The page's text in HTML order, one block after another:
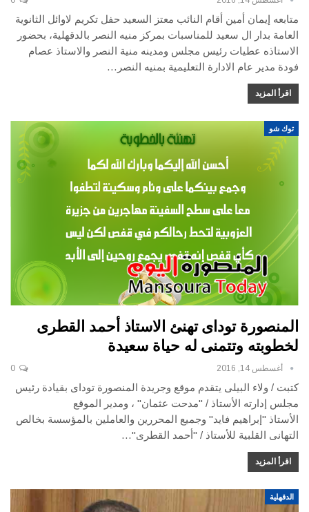
متابعه إيمان أمين أقام النائب معتز السعيد حفل تكريم لاوائل الثانوية
العامة بدار ال سعيد للمناسبات بمركز منيه النصر بالدقهلية، بحضور
الاستاذه عطيات رئيس مجلس ومدينه منية النصر والاستاذ عصام
فودة مدير عام الادارة التعليمية بمنيه النصر…
اقرأ المزيد
توك شو
المنصورة توداى تهنئ الاستاذ أحمد القطرى
لخطوبته وتتمنى له حياة سعيدة
أغسطس 14, 2016
كتبت / ولاء البيلى يتقدم موقع وجريدة المنصورة توداى بقيادة رئيس
مجلس إدارته الأستاذ / "مدحت عثمان" ، ومدير الموقع
الأستاذ "إبراهيم فايد" وجميع المحررين والعاملين بالمؤسسة بخالص
التهانى القلبية للأستاذ / "أحمد القطرى"…
اقرأ المزيد
الدقهلية